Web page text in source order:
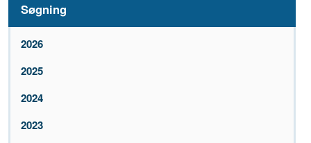
Søgning
2026
2025
2024
2023